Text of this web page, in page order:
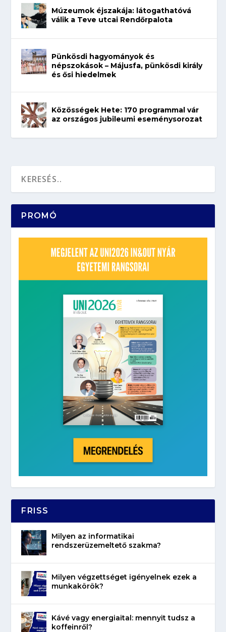
Múzeumok éjszakája: látogathatóvá
válik a Teve utcai Rendőrpalota
Pünkösdi hagyományok és
népszokások – Májusfa, pünkösdi király
és ősi hiedelmek
Közösségek Hete: 170 programmal vár
az országos jubileumi eseménysorozat
PROMÓ
FRISS
Milyen az informatikai
rendszerüzemeltető szakma?
Milyen végzettséget igényelnek ezek a
munkakörök?
Kávé vagy energiaital: mennyit tudsz a
koffeinről?